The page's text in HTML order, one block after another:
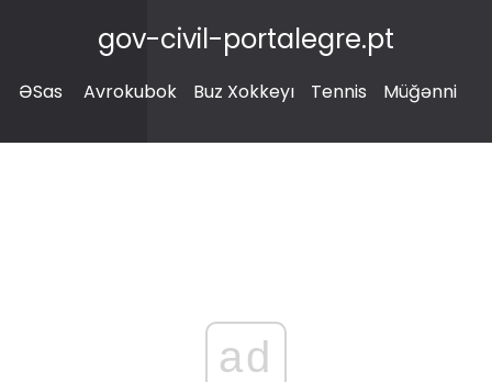
gov-civil-portalegre.pt
ƏSas Avrokubok Buz Xokkeyı Tennis Müğənni
ad